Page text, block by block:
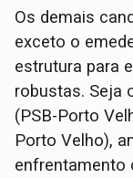
Os demais
exceto o
estrutura para
robustas. Seja
(PSB-Porto
Porto Velho),
enfrentamento